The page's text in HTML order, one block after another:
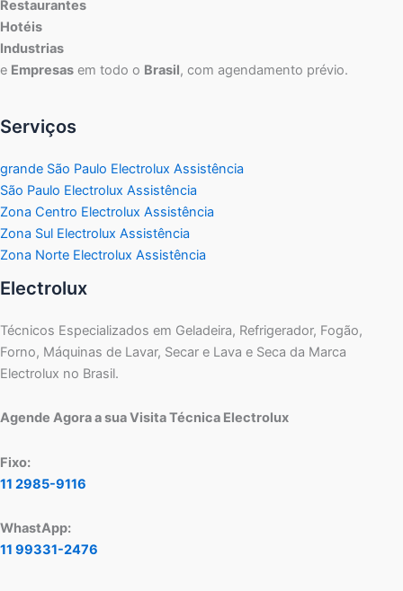
Restaurantes
Hotéis
Industrias
e Empresas em todo o Brasil, com agendamento prévio.
Serviços
grande São Paulo Electrolux Assistência
São Paulo Electrolux Assistência
Zona Centro Electrolux Assistência
Zona Sul Electrolux Assistência
Zona Norte Electrolux Assistência
Electrolux
Técnicos Especializados em Geladeira, Refrigerador, Fogão,
Forno, Máquinas de Lavar, Secar e Lava e Seca da Marca
Electrolux no Brasil.
Agende Agora a sua Visita Técnica Electrolux
Fixo:
11 2985-9116
WhastApp:
11 99331-2476